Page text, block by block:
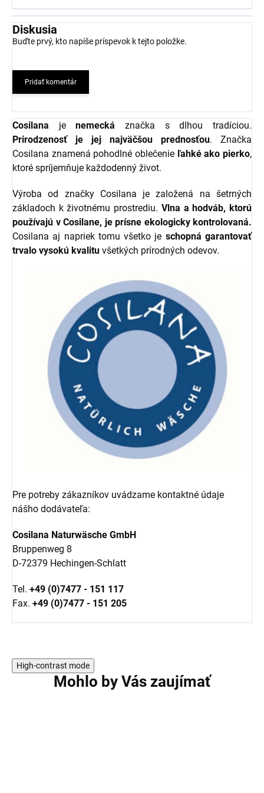
Diskusia
Buďte prvý, kto napíše príspevok k tejto položke.
Pridať komentár
Cosilana jenemecká značka s dlhou tradíciou.
Prirodzenosť je jej najväčšou prednosťou. Značka
Cosilana znamená pohodlné oblečenie ľahké ako pierko,
ktoré spríjemňuje každodenný život.
Výroba od značky Cosilana je založená na šetrných
základoch k životnému prostrediu. Vlna a hodváb, ktorú
používajú v Cosilane, je prísne ekologicky kontrolovaná.
Cosilana aj napriek tomu všetko je schopná garantovať
trvalo vysokú kvalitu všetkých prírodných odevov.
Pre potreby zákazníkov uvádzame kontaktné údaje
nášho dodávateľa:
Cosilana Naturwäsche GmbH
Bruppenweg 8
D-72379 Hechingen-Schlatt
Tel. +49 (0)7477 - 151 117
Fax. +49 (0)7477 - 151 205
High-contrast mode
Mohlo by Vás zaujímať